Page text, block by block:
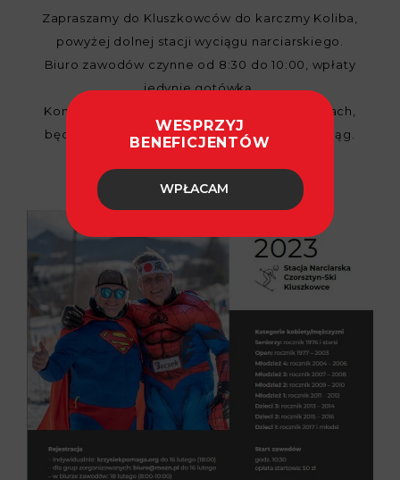
Zapraszamy do Kluszkowców do karczmy Koliba,
powyżej dolnej stacji wyciągu narciarskiego.
Biuro zawodów czynne od 8:30 do 10:00, wpłaty
jedynie gotówką.
Koniecznie szukajcie wolontariusza przy kasach,
będzie rozdawać vouchery zniżkowe na wyciąg.
WESPRZYJ
BENEFICJENTÓW
WPŁACAM